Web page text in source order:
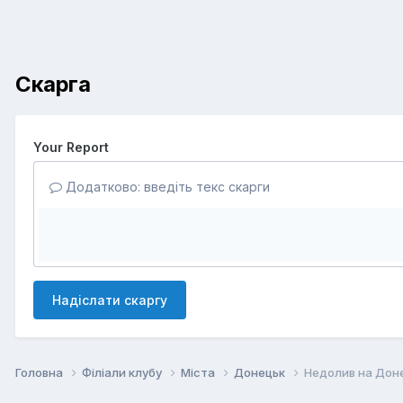
Скарга
Your Report
Додатково: введіть текс скарги
Надіслати скаргу
Головна Філіали клубу Міста Донецьк Недолив на